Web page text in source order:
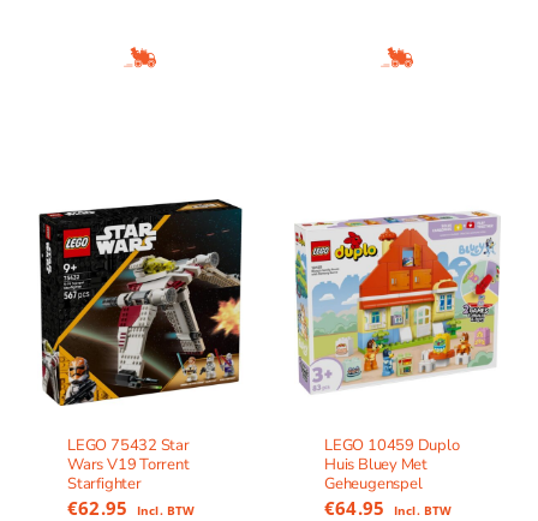
LEGO 75432 Star
Wars V19 Torrent
Starfighter
€62.95 Incl. BTW
LEGO 10459 Duplo
Huis Bluey Met
Geheugenspel
€64.95 Incl. BTW